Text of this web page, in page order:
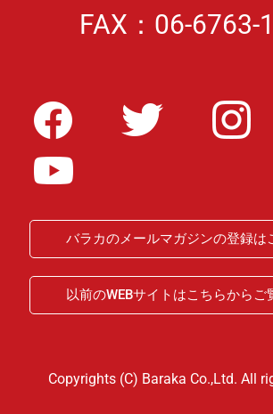
FAX：06-6763-
バラカのメールマガジンの登録は
以前のWEBサイトはこちらからご
Copyrights (C) Baraka Co.,Ltd. All